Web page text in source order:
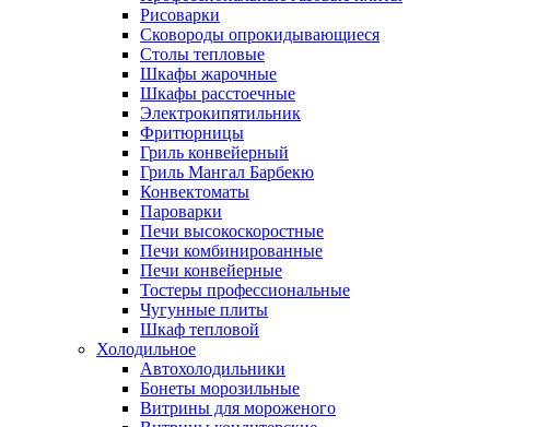
Рисоварки
Сковороды опрокидывающиеся
Столы тепловые
Шкафы жарочные
Шкафы расстоечные
Электрокипятильник
Фритюрницы
Гриль конвейерный
Гриль Мангал Барбекю
Конвектоматы
Пароварки
Печи высокоскоростные
Печи комбинированные
Печи конвейерные
Тостеры профессиональные
Чугунные плиты
Шкаф тепловой
Холодильное
Автохолодильники
Бонеты морозильные
Витрины для мороженого